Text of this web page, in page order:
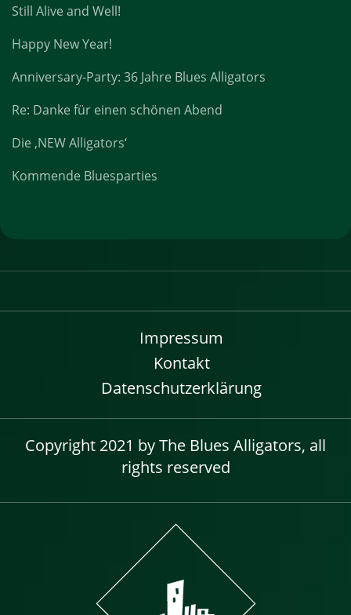
Still Alive and Well!
Happy New Year!
Anniversary-Party: 36 Jahre Blues Alligators
Re: Danke für einen schönen Abend
Die ‚NEW Alligators‘
Kommende Bluesparties
Impressum
Kontakt
Datenschutzerklärung
Copyright 2021 by The Blues Alligators, all
rights reserved